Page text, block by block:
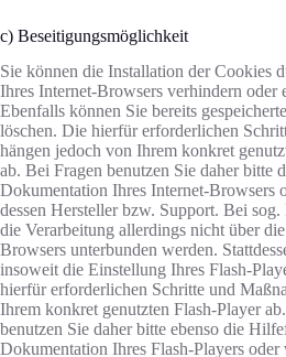
c) Beseitigungsmöglichkeit
Sie können die Installation der Cookies
Ihres Internet-Browsers verhindern oder
Ebenfalls können Sie bereits
löschen. Die hierfür erforderlichen
hängen jedoch von Ihrem konkret
ab. Bei Fragen benutzen Sie daher bitte
Dokumentation Ihres Internet-Browsers
dessen Hersteller bzw. Support. Bei
die Verarbeitung allerdings nicht über
Browsers unterbunden werden.
insoweit die Einstellung Ihres Flash-
hierfür erforderlichen Schritte und
Ihrem konkret genutzten Flash-Player
benutzen Sie daher bitte ebenso die
Dokumentation Ihres Flash-Players oder